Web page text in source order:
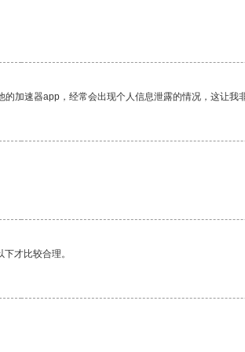
加速器app，经常会出现个人信息泄露的情况，这让我
才比较合理。